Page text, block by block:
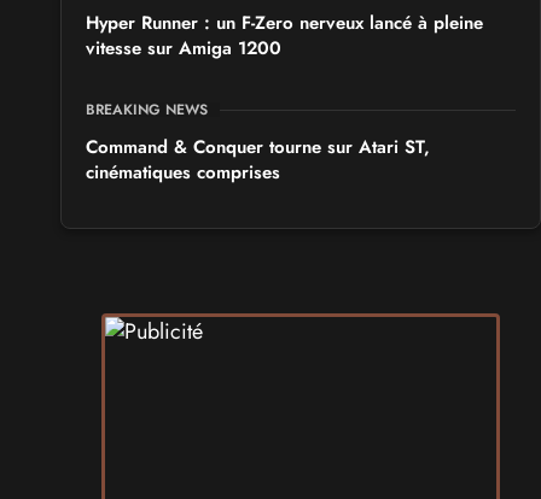
Hyper Runner : un F-Zero nerveux lancé à pleine
vitesse sur Amiga 1200
BREAKING NEWS
Command & Conquer tourne sur Atari ST,
cinématiques comprises